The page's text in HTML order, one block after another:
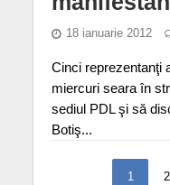
18 ianuarie 2012
Cinci reprezentanţi
miercuri seara în
sediul PDL şi să
Botiş...
1 2